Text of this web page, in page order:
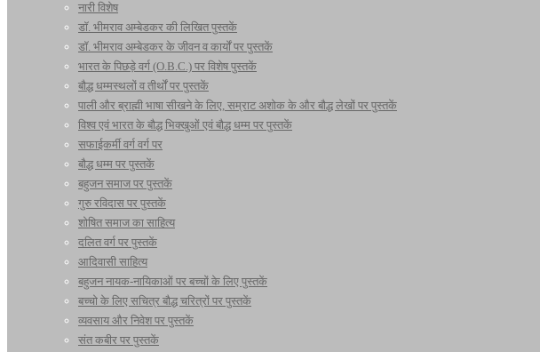
नारी विशेष
डॉ. भीमराव अम्बेडकर की लिखित पुस्तकें
डॉ. भीमराव अम्बेडकर के जीवन व कार्यों पर पुस्तकें
भारत के पिछड़े वर्ग (O.B.C.) पर विशेष पुस्तकें
बौद्ध धम्मस्थलों व तीर्थों पर पुस्तकें
पाली और ब्राह्मी भाषा सीखने के लिए, सम्राट अशोक के और बौद्ध लेखों पर पुस्तकें
विश्व एवं भारत के बौद्ध भिक्खुओं एवं बौद्ध धम्म पर पुस्तकें
सफाईकर्मी वर्ग वर्ग पर
बौद्ध धम्म पर पुस्तकें
बहुजन समाज पर पुस्तकें
गुरु रविदास पर पुस्तकें
शोषित समाज का साहित्य
दलित वर्ग पर पुस्तकें
आदिवासी साहित्य
बहुजन नायक-नायिकाओं पर बच्चों के लिए पुस्तकें
बच्चो के लिए सचित्र बौद्ध चरित्रों पर पुस्तकें
व्यवसाय और निवेश पर पुस्तकें
संत कबीर पर पुस्तकें